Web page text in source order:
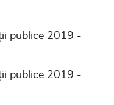
publice 2019 -
publice 2019 -